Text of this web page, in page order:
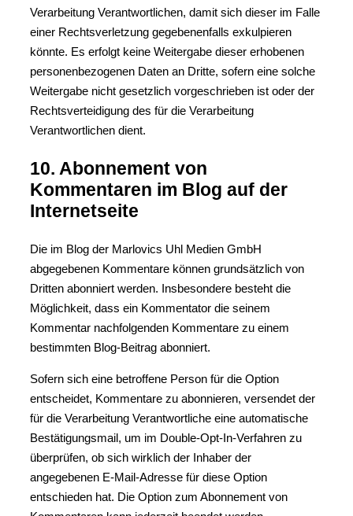
Verarbeitung Verantwortlichen, damit sich dieser im Falle
einer Rechtsverletzung gegebenenfalls exkulpieren
könnte. Es erfolgt keine Weitergabe dieser erhobenen
personenbezogenen Daten an Dritte, sofern eine solche
Weitergabe nicht gesetzlich vorgeschrieben ist oder der
Rechtsverteidigung des für die Verarbeitung
Verantwortlichen dient.
10. Abonnement von
Kommentaren im Blog auf der
Internetseite
Die im Blog der Marlovics Uhl Medien GmbH
abgegebenen Kommentare können grundsätzlich von
Dritten abonniert werden. Insbesondere besteht die
Möglichkeit, dass ein Kommentator die seinem
Kommentar nachfolgenden Kommentare zu einem
bestimmten Blog-Beitrag abonniert.
Sofern sich eine betroffene Person für die Option
entscheidet, Kommentare zu abonnieren, versendet der
für die Verarbeitung Verantwortliche eine automatische
Bestätigungsmail, um im Double-Opt-In-Verfahren zu
überprüfen, ob sich wirklich der Inhaber der
angegebenen E-Mail-Adresse für diese Option
entschieden hat. Die Option zum Abonnement von